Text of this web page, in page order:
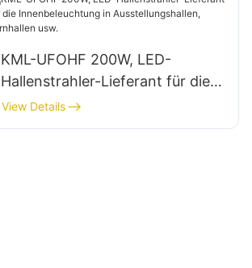
KML-UFOHF 200W, LED-
Hallenstrahler-Lieferant für die
Innenbeleuchtung in
Ausstellungshallen, Turnhallen
View Details